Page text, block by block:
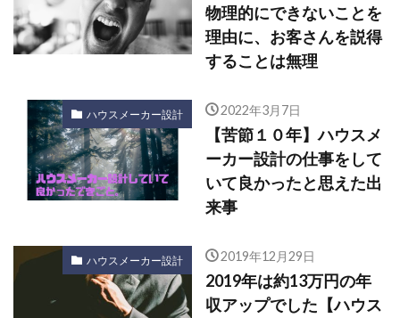
物理的にできないことを
理由に、お客さんを説得
することは無理
ハウスメーカー設計 2022年3月7日
【苦節１０年】ハウスメ
ーカー設計の仕事をして
いて良かったと思えた出
来事
ハウスメーカー設計 2019年12月29日
2019年は約13万円の年
収アップでした【ハウス